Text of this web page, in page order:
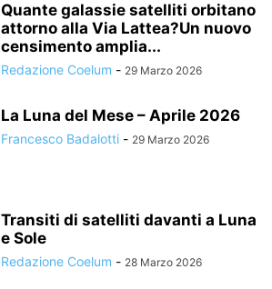
Quante galassie satelliti orbitano
attorno alla Via Lattea?Un nuovo
censimento amplia...
Redazione Coelum - 29 Marzo 2026
La Luna del Mese – Aprile 2026
Francesco Badalotti - 29 Marzo 2026
Transiti di satelliti davanti a Luna
e Sole
Redazione Coelum - 28 Marzo 2026